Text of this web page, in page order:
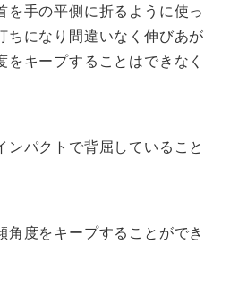
を手の平側に折るように使っ
ちになり間違いなく伸びあが
をキープすることはできなく
ンパクトで背屈していること
角度をキープすることができ